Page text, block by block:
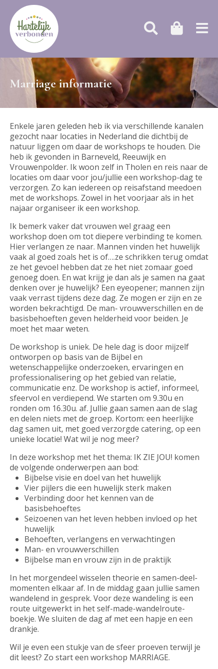
Marriage informatie
Enkele jaren geleden heb ik via verschillende kanalen
gezocht naar locaties in Nederland die dichtbij de
natuur liggen om daar de workshops te houden. Die
heb ik gevonden in Barneveld, Reeuwijk en
Vrouwenpolder. Ik woon zelf in Tholen en reis naar de
locaties om daar voor jou/jullie een workshop-dag te
verzorgen. Zo kan iedereen op reisafstand meedoen
met de workshops. Zowel in het voorjaar als in het
najaar organiseer ik een workshop.
Ik bemerk vaker dat vrouwen wel graag een
workshop doen om tot diepere verbinding te komen.
Hier verlangen ze naar. Mannen vinden het huwelijk
vaak al goed zoals het is of….ze schrikken terug omdat
ze het gevoel hebben dat ze het niet zomaar goed
genoeg doen. En wat krijg je dan als je samen na gaat
denken over je huwelijk? Een eyeopener; mannen zijn
vaak verrast tijdens deze dag. Ze mogen er zijn en ze
worden bekrachtigd. De man- vrouwverschillen en de
basisbehoeften geven helderheid voor beiden. Je
moet het maar weten.
De workshop is uniek. De hele dag is door mijzelf
ontworpen op basis van de Bijbel en
wetenschappelijke onderzoeken, ervaringen en
professionalisering op het gebied van relatie,
communicatie enz. De workshop is actief, informeel,
sfeervol en verdiepend. We starten om 9.30u en
ronden om 16.30u. af. Jullie gaan samen aan de slag
en delen niets met de groep. Kortom: een heerlijke
dag samen uit, met goed verzorgde catering, op een
unieke locatie! Wat wil je nog meer?
In deze workshop met het thema: IK ZIE JOU! komen
de volgende onderwerpen aan bod:
Bijbelse visie en doel van het huwelijk
Vier pijlers die een huwelijk sterk maken
Verbinding door het kennen van de
basisbehoeftes
Seizoenen van het leven hebben invloed op het
huwelijk
Behoeften, verlangens en verwachtingen
Man- en vrouwverschillen
Bijbelse man en vrouw zijn in de praktijk
In het morgendeel wisselen theorie en samen-deel-
momenten elkaar af. In de middag gaan jullie samen
wandelend in gesprek. Voor deze wandeling is een
route uitgewerkt in het self-made-wandelroute-
boekje. We sluiten de dag af met een hapje en een
drankje.
Wil je even een stukje van de sfeer proeven terwijl je
dit leest? Zo start een workshop MARRIAGE.